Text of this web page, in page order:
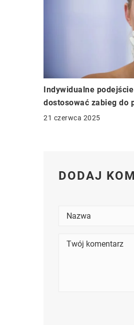
Indywidualne
dostosować zabieg do
21 czerwca 2025
DODAJ